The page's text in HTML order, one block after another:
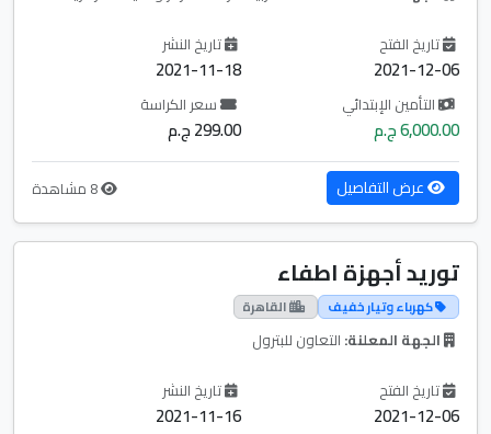
تاريخ الفتح
2021-12-06
تاريخ النشر
2021-11-18
التأمين الإبتدائي
6,000.00 ج.م
سعر الكراسة
299.00 ج.م
عرض التفاصيل
توريد أجهزة اطفاء
كهرباء وتيار خفيف القاهرة
الجهة المعلنة: التعاون للبترول
تاريخ الفتح
2021-12-06
تاريخ النشر
2021-11-16